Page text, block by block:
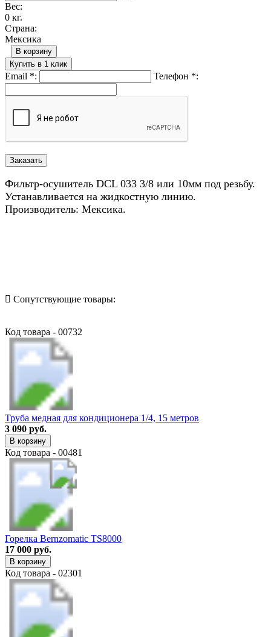
Вес:
0 кг.
Страна:
Мексика
В корзину
Купить в 1 клик
Email *: Телефон *:
Фильтр-осушитель DCL 033 3/8 или 10мм под резьбу.
Устанавливается на жидкостную линию.
Производитель: Мексика.
Сопутствующие товары:
Код товара - 00732
Труба медная для кондиционера 1/4, 15 метров
3 090 руб.
В корзину
Код товара - 00481
Горелка Bernzomatic TS8000
17 000 руб.
В корзину
Код товара - 02301